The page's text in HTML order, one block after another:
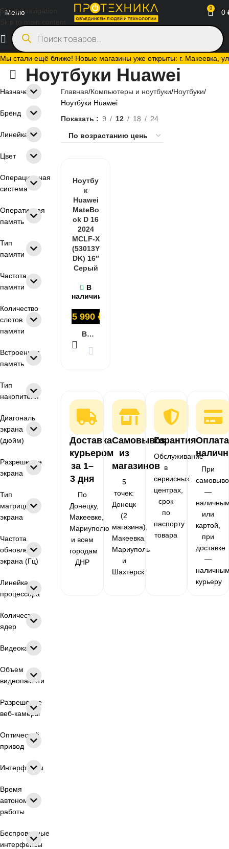
Skip to navigation
Мы стали ещё ближе! Новые магазины уже открыты: г. Макеевка,
Меню 0 0
Ноутбуки Huawei
Назначение
Бренд
Линейка
Цвет
Операционная
система
Оперативная
память
Тип
памяти
Частота
памяти
Количество
слотов
памяти
Встроенная
память
Тип
накопителя
Диагональ
экрана
(дюйм)
Разрешение
экрана
Тип
матрицы
экрана
Частота
обновления
экрана (Гц)
Линейка
процессора
Количество
ядер
Видеокарта
Объем
видеопамяти
Разрешение
веб-камеры
Оптический
привод
Интерфейсы
Время
автономной
работы
Беспроводные
интерфейсы
Главная Компьютеры и ноутбуки Ноутбуки
Ноутбуки Huawei
Показать
9 12 18 24
Ноутбу
к
Huawei
MateBo
ok D 16
2024
MCLF-X
(53013Y
DK) 16″
Серый
В
наличии
65 990₽
В КОРЗИНУ
Доставка
курьером
за 1–
3 дня
По
Донецку,
Макеевке,
Мариуполю
и всем
городам
ДНР
Самовывоз
из
магазинов
5
точек:
Донецк
(2
магазина),
Макеевка,
Мариуполь
и
Шахтерск
Гарантия
Обслуживание
в
сервисных
центрах,
срок
по
паспорту
товара
Оплата
При
—
или
картой,
при
доставке
—
курьеру